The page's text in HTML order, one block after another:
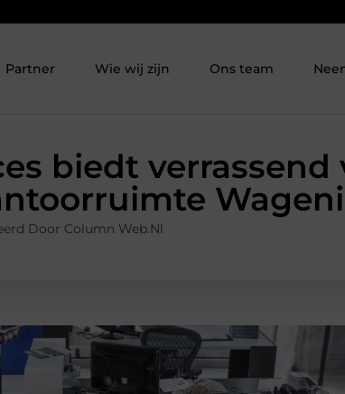
Partner Wie wij zijn Ons team
biedt verrassend
Door Column Web.nl